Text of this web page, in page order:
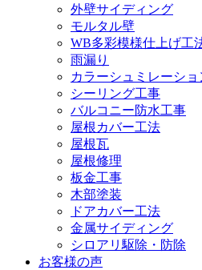
外壁サイディング
モルタル壁
WB多彩模様仕上げ工
雨漏り
カラーシュミレーショ
シーリング工事
バルコニー防水工事
屋根カバー工法
屋根瓦
屋根修理
板金工事
木部塗装
ドアカバー工法
金属サイディング
シロアリ駆除・防除
お客様の声